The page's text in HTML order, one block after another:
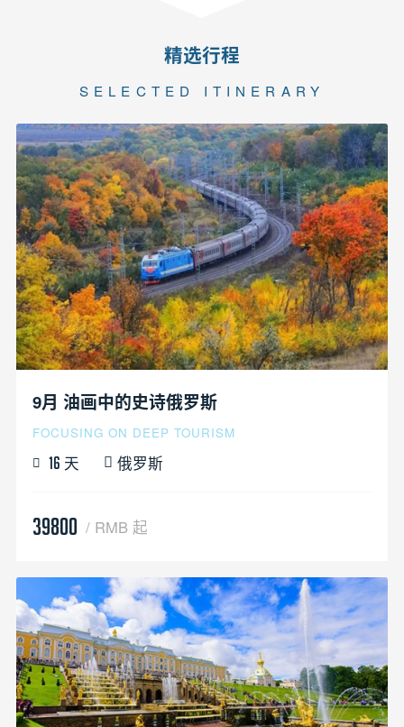
精选行程
SELECTED ITINERARY
9月 油画中的史诗俄罗斯
FOCUSING ON DEEP TOURISM
16 天 俄罗斯
39800 / RMB 起